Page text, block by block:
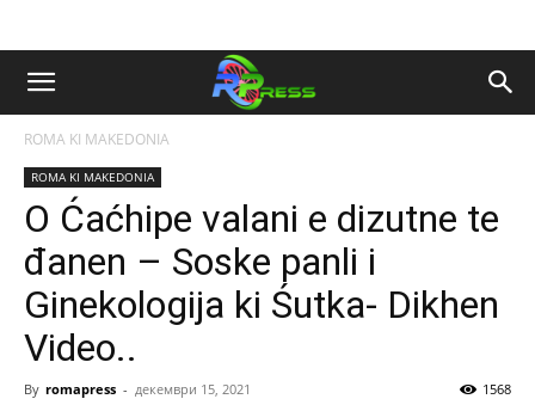
ROMA KI MAKEDONIA
ROMA KI MAKEDONIA
O Ćaćhipe valani e dizutne te
đanen – Soske panli i
Ginekologija ki Śutka- Dikhen
Video..
By romapress - декември 15, 2021 1568